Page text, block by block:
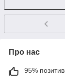
Про нас
95%